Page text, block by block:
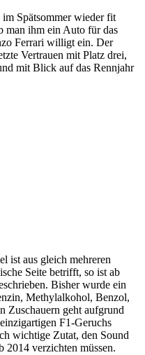
Spätsommer wieder fit
man ihm ein Auto für das
Ferrari willigt ein. Der
Vertrauen mit Platz drei,
mit Blick auf das Rennjahr
ist aus gleich mehreren
Seite betrifft, so ist ab
Bisher wurde ein
Methylalkohol, Benzol,
Zuschauern geht aufgrund
F1-Geruchs
wichtige Zutat, den Sound
2014 verzichten müssen.